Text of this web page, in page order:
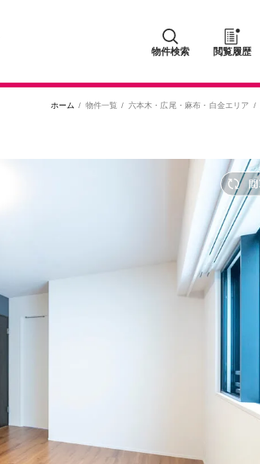
物件検索 閲覧履歴
ホーム 物件一覧 六本木・広尾・麻布・白金エリア